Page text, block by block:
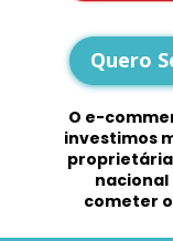
O e-
investimos
nacional
cometer
Quero